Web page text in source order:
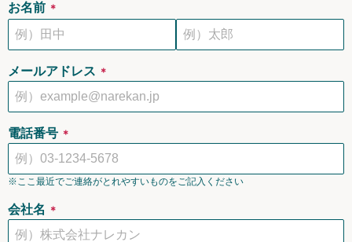
お名前 ＊
メールアドレス ＊
電話番号 ＊
※ここ最近でご連絡がとれやすいものをご記入ください
会社名 ＊